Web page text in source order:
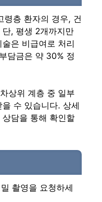
령층 환자의 경우, 건
, 평생 2개까지만
은 비급여로 처리
담금은 약 30% 정
상위 계층 중 일부
수 있습니다. 상세
담을 통해 확인할
촬영을 요청하세